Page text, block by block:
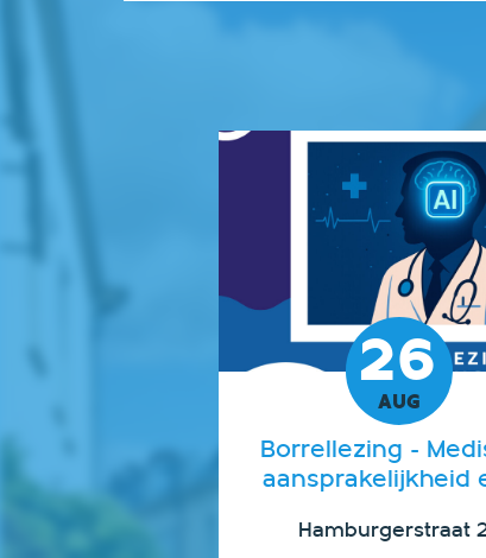
Borrellezing -
aansprakelijkheid
26
AUG
Hamburgerstraat